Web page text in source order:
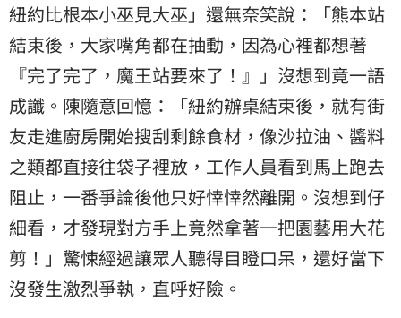
紐約比根本小巫見大巫」還無奈笑說：「熊本站
結束後，大家嘴角都在抽動，因為心裡都想著
『完了完了，魔王站要來了！』」沒想到竟一語
成讖。陳隨意回憶：「紐約辦桌結束後，就有街
友走進廚房開始搜刮剩餘食材，像沙拉油、醬料
之類都直接往袋子裡放，工作人員看到馬上跑去
阻止，一番爭論後他只好悻悻然離開。沒想到仔
細看，才發現對方手上竟然拿著一把園藝用大花
剪！」驚悚經過讓眾人聽得目瞪口呆，還好當下
沒發生激烈爭執，直呼好險。